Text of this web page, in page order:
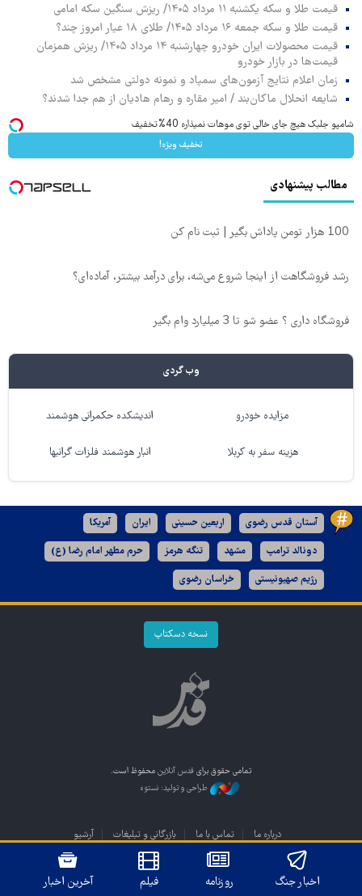
قیمت طلا و سکه یکشنبه ۱۱ مرداد ۱۴۰۵/ ریزش سنگین سکه امامی
قیمت طلا و سکه جمعه ۱۶ مرداد ۱۴۰۵/ طلای ۱۸ عیار امروز چند؟
قیمت محصولات ایران خودرو چهارشنبه ۱۴ مرداد ۱۴۰۵/ ریزش همزمان
قیمت‌ها در بازار خودرو
زمان اعلام نتایج آزمون‌های سمپاد و نمونه دولتی مشخص شد
شایعه انحلال ماکان‌بند / امیر مقاره و رهام هادیان از هم جدا شدند؟
شامپو جلبک هیچ جای خالی توی موهات نمیذاره 40%تخفیف
تخفیف ویژه!
مطالب پیشنهادی
100 هزار تومن پاداش بگیر | ثبت نام کن
رشد فروشگاهت از اینجا شروع می‌شه، برای درآمد بیشتر، آماده‌ای؟
فروشگاه داری ؟ عضو شو تا 3 میلیارد وام بگیر
وب گردی
مزایده خودرو اندیشکده حکمرانی هوشمند
هزینه سفر به کربلا انبار هوشمند فلزات گرانبها
آستان قدس رضوی اربعین حسینی ایران آمریکا
دونالد ترامپ مشهد تنگه هرمز حرم مطهر امام رضا (ع)
رژیم صهیونیستی خراسان رضوی
نسخه دسکتاپ
تمامی حقوق برای قدس آنلاین محفوظ است.
طراحی و تولید: نستوه
درباره ما تماس با ما بازرگانی و تبلیغات آرشیو
اخبار جنگ روزنامه فیلم آخرین اخبار